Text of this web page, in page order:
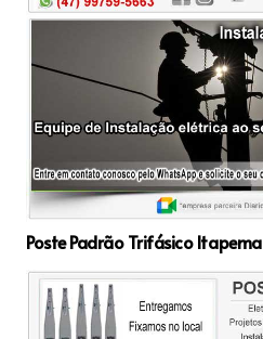
Poste Padrão Trifásico Itapema